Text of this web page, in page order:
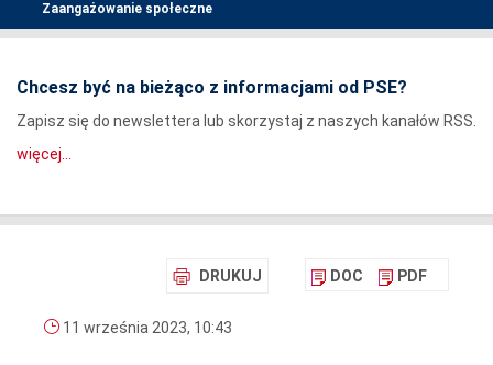
Zaangażowanie społeczne
Chcesz być na bieżąco z informacjami od PSE?
Zapisz się do newslettera lub skorzystaj z naszych kanałów RSS.
więcej...
DRUKUJ DOC PDF
11 września 2023, 10:43